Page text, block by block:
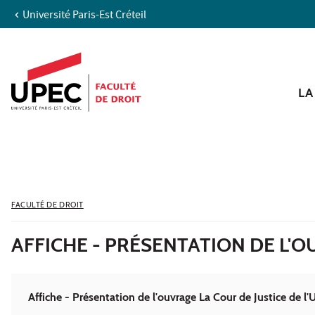
Aller au contenu
Accès directs
Recherche
Université Paris-Est Créteil
FACULTÉ DE DROIT
AFFICHE - PRÉSENTATION DE
Affiche - Présentation de l'ouvrage La Cour de Justice de